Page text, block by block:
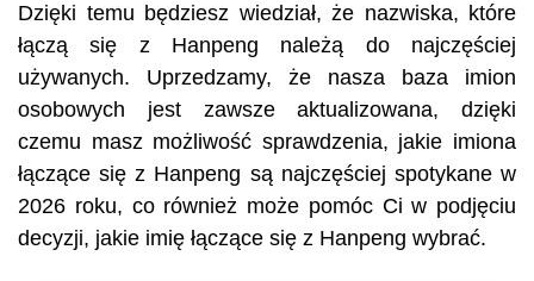
Dzięki temu będziesz wiedział, że nazwiska, które
łączą się z Hanpeng należą do najczęściej
używanych. Uprzedzamy, że nasza baza imion
osobowych jest zawsze aktualizowana, dzięki
czemu masz możliwość sprawdzenia, jakie imiona
łączące się z Hanpeng są najczęściej spotykane w
2026 roku, co również może pomóc Ci w podjęciu
decyzji, jakie imię łączące się z Hanpeng wybrać.